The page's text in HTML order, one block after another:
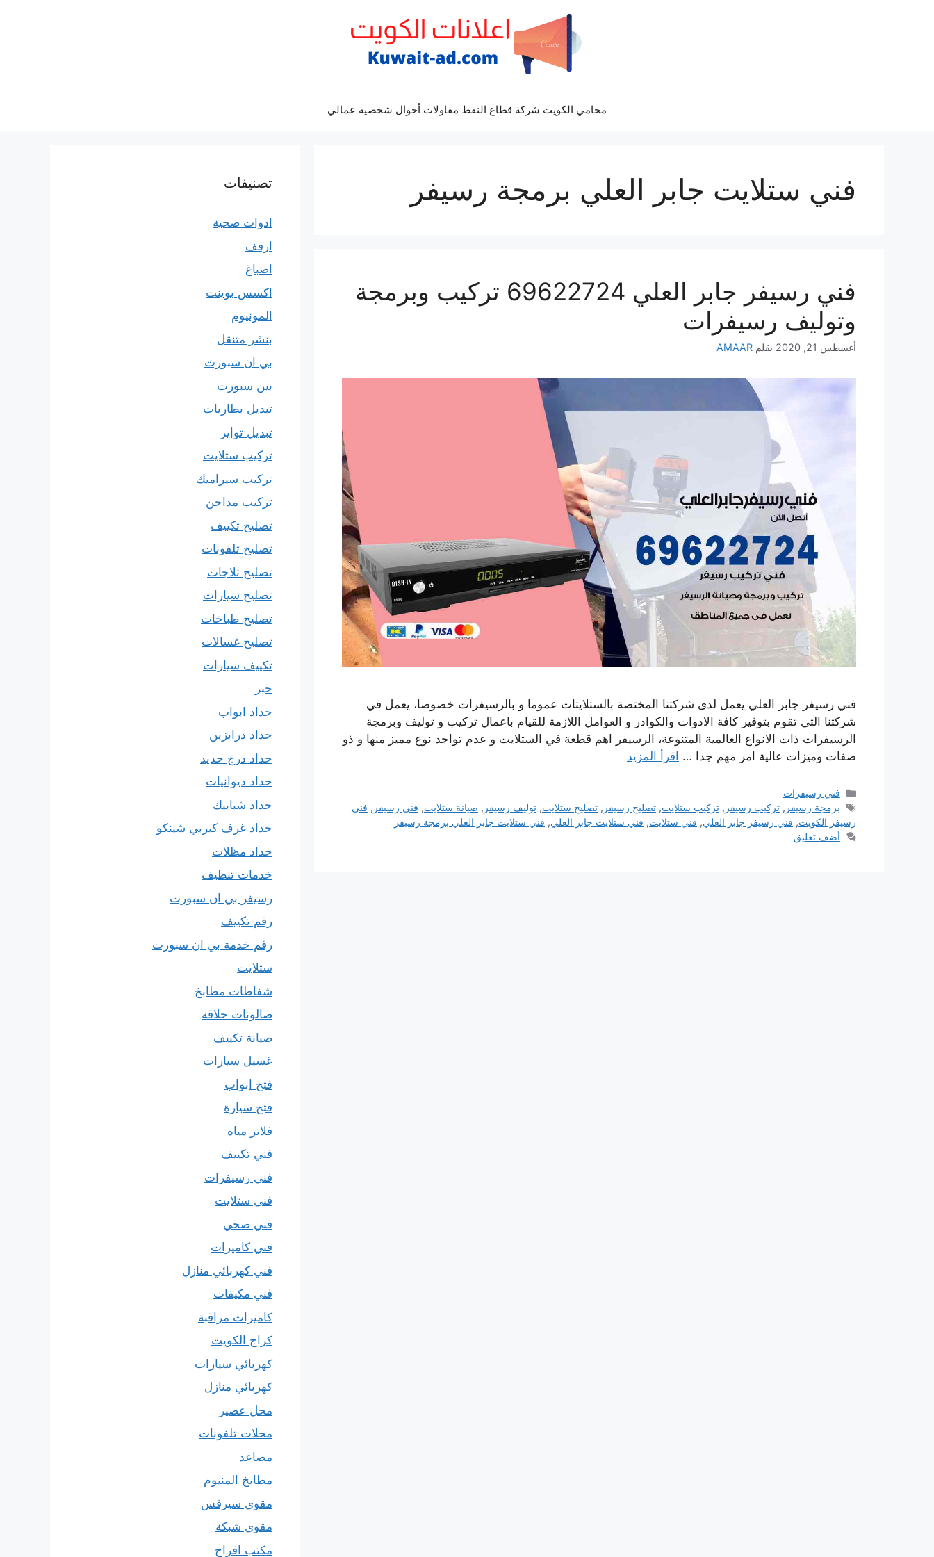
محامي الكويت شركة قطاع النفط مقاولات أحوال شخصية عمالي
فني ستلايت جابر العلي برمجة رسيفر
فني رسيفر جابر العلي 69622724 تركيب وبرمجة
وتوليف رسيفرات
أغسطس 21, 2020 بقلم AMAAR
فني رسيفر جابر العلي يعمل لدى شركتنا المختصة بالستلايتات عموما و بالرسيفرات خصوصا، يعمل في
شركتنا التي تقوم بتوفير كافة الادوات والكوادر و العوامل اللازمة للقيام باعمال تركيب و توليف وبرمجة
الرسيفرات ذات الانواع العالمية المتنوعة، الرسيفر اهم قطعة في الستلايت و عدم تواجد نوع مميز منها و ذو
صفات وميزات عالية امر مهم جدا … اقرأ المزيد
التصنيفات
فني رسيفرات
الوسوم
برمجة رسيفر ,تركيب رسيفر ,تركيب ستلايت,تصليح رسيفر ,تصليح ستلايت,توليف رسيفر , صيانة ستلايت, فني رسيفر , فني
رسيفر الكويت, فني رسيفر جابر العلي, فني ستلايت, فني ستلايت جابر العلي, فني ستلايت جابر العلي برمجة رسيفر
أضف تعليق
تصنيفات
ادوات صحية
ارفف
اصباغ
اكسس بوينت
المونيوم
بنشر متنقل
بي ان سبورت
بين سبورت
تبديل بطاريات
تبديل تواير
تركيب ستلايت
تركيب سيراميك
تركيب مداخن
تصليح تكييف
تصليح تلفونات
تصليح ثلاجات
تصليح سيارات
تصليح طباخات
تصليح غسالات
تكييف سيارات
حبر
حداد ابواب
حداد درابزين
حداد درج حديد
حداد ديوانيات
حداد شبابيك
حداد غرف كيربي شينكو
حداد مظلات
خدمات تنظيف
رسيفر بي ان سبورت
رقم تكييف
رقم خدمة بي ان سبورت
ستلايت
شفاطات مطابخ
صالونات حلاقة
صيانة تكييف
غسيل سيارات
فتح ابواب
فتح سيارة
فلاتر مياه
فني تكييف
فني رسيفرات
فني ستلايت
فني صحي
فني كاميرات
فني كهربائي منازل
فني مكيفات
كاميرات مراقبة
كراج الكويت
كهربائي سيارات
كهربائي منازل
محل عصير
محلات تلفونات
مصاعد
مطابخ المنيوم
مقوي سيرفس
مقوي شبكة
مكتب افراح